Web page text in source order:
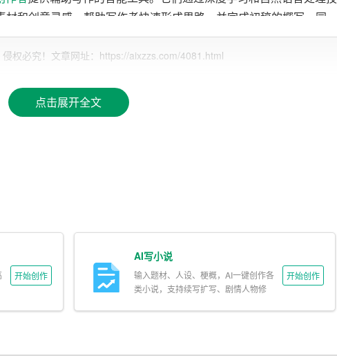
和创意灵感，帮助写作者快速形成思路，并完成初稿的撰写。同
句子结构，使文章更加流畅易读。
权必究！文章网址：https://aixzzs.com/4081.html
点击展开全文
开始创作
AI写小说
输入题材、人设、梗概，AI一键创作各
类小说，支持续写扩写、剧情人物修
开始创作